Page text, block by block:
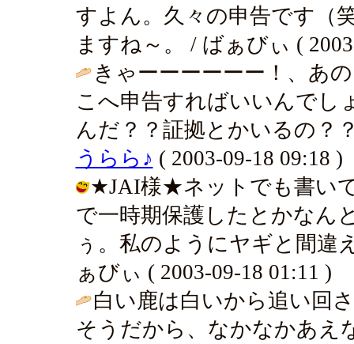
すよん。久々の申告です（
ますね～。 / ばぁびぃ (
きゃーーーーーー！、あ
こへ申告すればいいんでし
んだ？？証拠とかいるの？
うらら♪ ( 2003-09-18 09:18 )
★JAI様★ネットでも書い
で一時期保護したとかなん
ぅ。私のようにヤギと間違
ぁびぃ ( 2003-09-18 01:11 )
白い鹿は白いから追い回
そうだから、なかなかあえ